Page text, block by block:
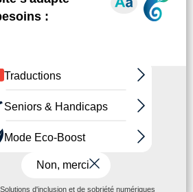
rapide sur le parcours
Parc zoologique de Paris sur
gratuit avec les soigneurs